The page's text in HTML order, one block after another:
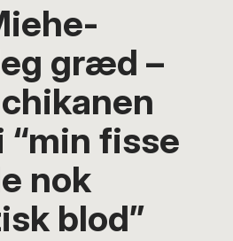
græd –
“min fisse
nok
blod”